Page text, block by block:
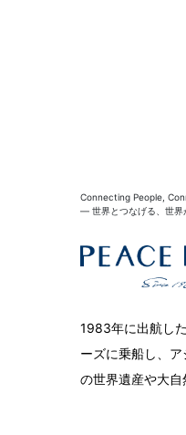
Connecting People,
― 世界とつなげる、世
1983年に出航し
ーズに乗船し、
の世界遺産や大自